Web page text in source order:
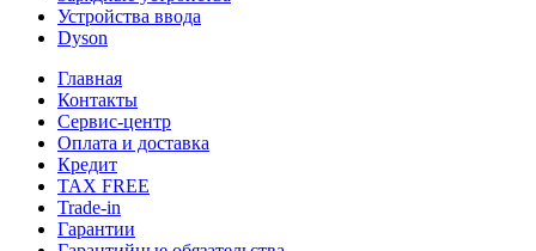
Устройства ввода
Dyson
Главная
Контакты
Сервис-центр
Оплата и доставка
Кредит
TAX FREE
Trade-in
Гарантии